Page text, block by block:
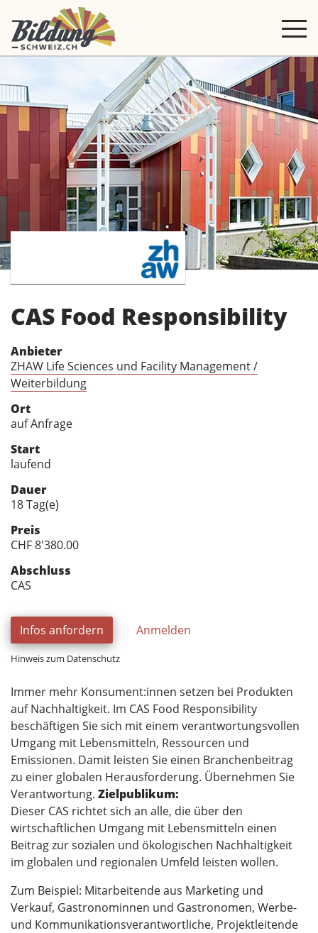
CAS Food Responsibility
Anbieter
ZHAW Life Sciences und Facility Management /
Weiterbildung
Ort
auf Anfrage
Start
laufend
Dauer
18 Tag(e)
Preis
CHF 8'380.00
Abschluss
CAS
Infos anfordern Anmelden
Hinweis zum Datenschutz
Immer mehr Konsument:innen setzen bei Produkten
auf Nachhaltigkeit. Im CAS Food Responsibility
beschäftigen Sie sich mit einem verantwortungsvollen
Umgang mit Lebensmitteln, Ressourcen und
Emissionen. Damit leisten Sie einen Branchenbeitrag
zu einer globalen Herausforderung. Übernehmen Sie
Verantwortung. Zielpublikum:
Dieser CAS richtet sich an alle, die über den
wirtschaftlichen Umgang mit Lebensmitteln einen
Beitrag zur sozialen und ökologischen Nachhaltigkeit
im globalen und regionalen Umfeld leisten wollen.
Zum Beispiel: Mitarbeitende aus Marketing und
Verkauf, Gastronominnen und Gastronomen, Werbe-
und Kommunikationsverantwortliche, Projektleitende